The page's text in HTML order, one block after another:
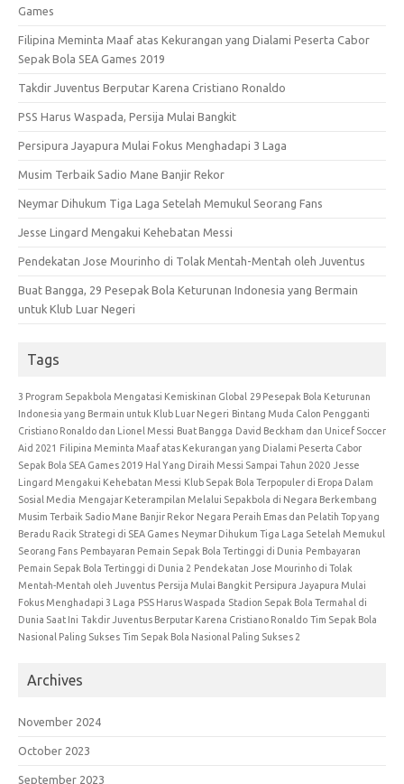
Games
Filipina Meminta Maaf atas Kekurangan yang Dialami Peserta Cabor
Sepak Bola SEA Games 2019
Takdir Juventus Berputar Karena Cristiano Ronaldo
PSS Harus Waspada, Persija Mulai Bangkit
Persipura Jayapura Mulai Fokus Menghadapi 3 Laga
Musim Terbaik Sadio Mane Banjir Rekor
Neymar Dihukum Tiga Laga Setelah Memukul Seorang Fans
Jesse Lingard Mengakui Kehebatan Messi
Pendekatan Jose Mourinho di Tolak Mentah-Mentah oleh Juventus
Buat Bangga, 29 Pesepak Bola Keturunan Indonesia yang Bermain
untuk Klub Luar Negeri
Tags
3 Program Sepakbola Mengatasi Kemiskinan Global 29 Pesepak Bola Keturunan
Indonesia yang Bermain untuk Klub Luar Negeri Bintang Muda Calon Pengganti
Cristiano Ronaldo dan Lionel Messi Buat Bangga David Beckham dan Unicef Soccer
Aid 2021
Filipina Meminta Maaf atas Kekurangan yang Dialami Peserta Cabor
Sepak Bola SEA Games 2019 Hal Yang Diraih Messi Sampai Tahun 2020 Jesse
Lingard Mengakui Kehebatan Messi Klub Sepak Bola Terpopuler di Eropa Dalam
Sosial Media Mengajar Keterampilan Melalui Sepakbola di Negara Berkembang
Musim Terbaik Sadio Mane Banjir Rekor Negara Peraih Emas dan Pelatih Top yang
Beradu Racik Strategi di SEA Games Neymar Dihukum Tiga Laga Setelah Memukul
Seorang Fans Pembayaran Pemain Sepak Bola Tertinggi di Dunia Pembayaran
Pemain Sepak Bola Tertinggi di Dunia 2 Pendekatan Jose Mourinho di Tolak
Mentah-Mentah oleh Juventus Persija Mulai Bangkit Persipura Jayapura Mulai
Fokus Menghadapi 3 Laga PSS Harus Waspada Stadion Sepak Bola Termahal di
Dunia Saat Ini Takdir Juventus Berputar Karena Cristiano Ronaldo Tim Sepak Bola
Nasional Paling Sukses Tim Sepak Bola Nasional Paling Sukses 2
Archives
November 2024
October 2023
September 2023